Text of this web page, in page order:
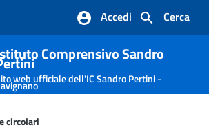
Cerca
Accedi
navigazione
Comprensivo Sandro
web ufficiale dell'IC Sandro Pertini -
circolari